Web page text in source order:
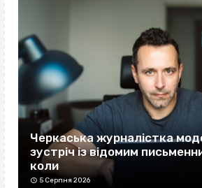
Черкаська журналістка
зустріч із відомим
коли
5 Серпня 2026